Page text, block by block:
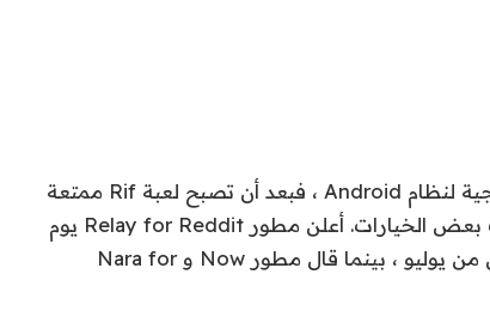
إذا كنت تبحث عن تطبيق Reddit تابع لجهة خارجية لنظام Android ، فبعد أن تصبح لعبة Rif ممتعة
لأن Reddit (RIF) ستختفي قريبًا ، سيكون لديك بعض الخيارات. أعلن مطور Relay for Reddit يوم
الجمعة أن التطبيق سيستمر في التوفر بعد الأول من يوليو ، بينما قال مطور Now و Nara for